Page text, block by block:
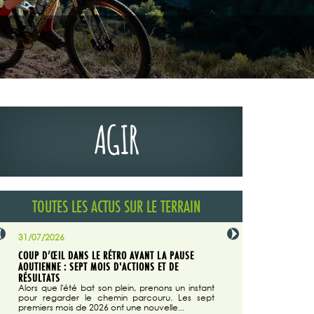
AGIR
TOUTES LES ACTUS SUR LE TERRAIN
du
31/07/2026
COUP D’ŒIL DANS LE RÉTRO AVANT LA PAUSE
AOUTIENNE : SEPT MOIS D'ACTIONS ET DE
RÉSULTATS
Alors que l'été bat son plein, prenons un instant
pour regarder le chemin parcouru. Les sept
premiers mois de 2026 ont une nouvelle...
29/07/2026